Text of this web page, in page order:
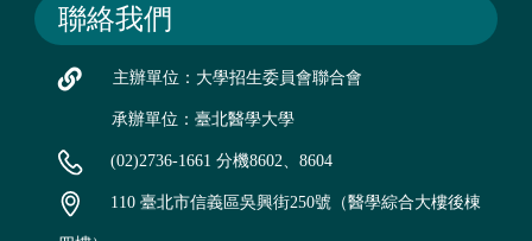
聯絡我們
主辦單位：大學招生委員會聯合會
承辦單位：臺北醫學大學
(02)2736-1661 分機8602、8604
110 臺北市信義區吳興街250號（醫學綜合大樓後棟